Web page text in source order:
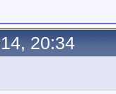
20:34